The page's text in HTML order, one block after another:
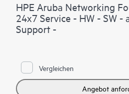
HPE Aruba Networking
24x7 Service - HW - SW -
Support -
Vergleichen
Angebot